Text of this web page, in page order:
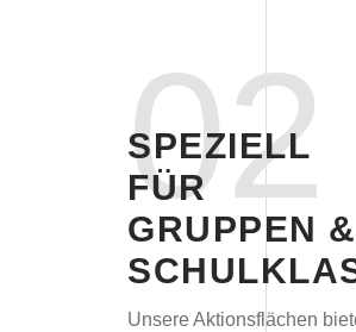
SPEZIELL
FÜR
GRUPPEN &
02
Unsere Aktionsflächen